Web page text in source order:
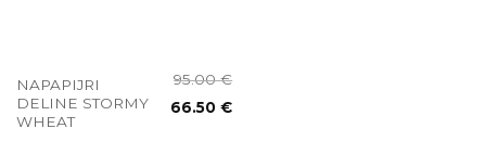
NAPAPIJRI
DELINE STORMY
WHEAT
95.00€
66.50€